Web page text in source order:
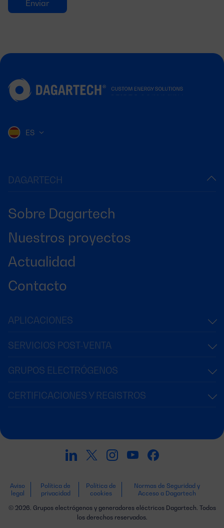
DAGARTECH
Sobre Dagartech
Nuestros proyectos
Actualidad
Contacto
ES
APLICACIONES
SERVICIOS POST-VENTA
GRUPOS ELECTRÓGENOS
CERTIFICACIONES Y REGISTROS
Aviso
legal
Política de
privacidad
Política de
cookies
Normas de Seguridad y
Acceso a Dagartech
© 2026. Grupos electrógenos y generadores eléctricos Dagartech. Todos
los derechos reservados.